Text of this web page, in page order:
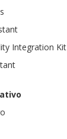
Integration Kit